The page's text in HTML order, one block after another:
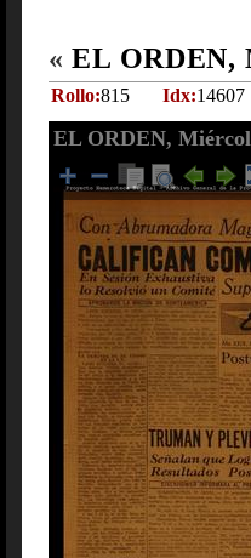
« EL ORDEN,
Rollo:815 Idx:14607
EL ORDEN,